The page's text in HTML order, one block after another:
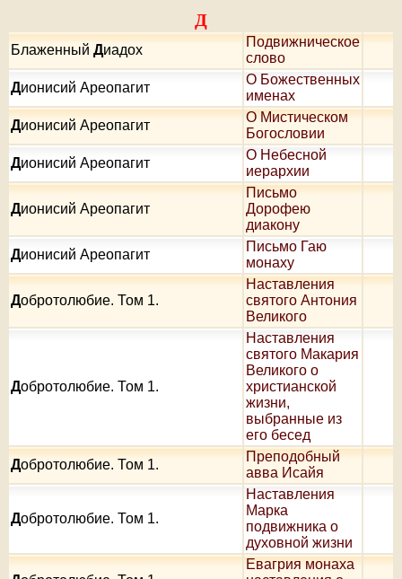
Д
Блаженный Диадох
Подвижническое
слово
Дионисий Ареопагит
О Божественных
именах
Дионисий Ареопагит
О Мистическом
Богословии
Дионисий Ареопагит
О Небесной
иерархии
Дионисий Ареопагит
Письмо
Дорофею
диакону
Дионисий Ареопагит
Письмо Гаю
монаху
Добротолюбие. Том 1.
Наставления
святого Антония
Великого
Добротолюбие. Том 1.
Наставления
святого Макария
Великого о
христианской
жизни,
выбранные из
его бесед
Добротолюбие. Том 1.
Преподобный
авва Исайя
Добротолюбие. Том 1.
Наставления
Марка
подвижника о
духовной жизни
Евагрия монаха